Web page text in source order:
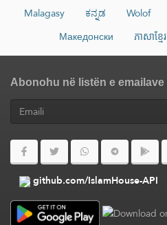
Malagasy
ಕನ್ನಡ Wolof
Македонски
ភាសាខ្មែរ
Abonohu në listën e emailave
github.com/IslamHouse-API